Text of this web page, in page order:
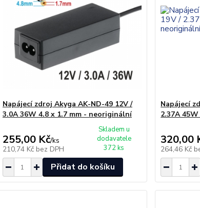
Napájecí zdroj Akyga AK-ND-49 12V /
3.0A 36W 4.8 x 1.7 mm - neoriginální
255,00 Kč/ks
210,74 Kč bez DPH
Skladem u
dodavatele
372 ks
Přidat do košíku
Napájecí
2.37A
320,00
264,46 Kč